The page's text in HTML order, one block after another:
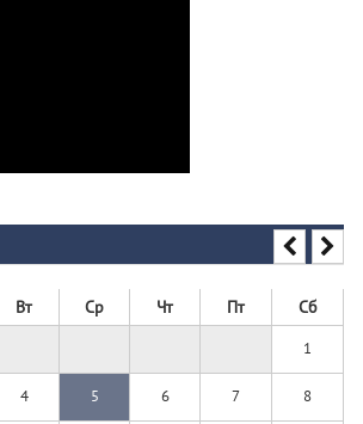
Вт Ср Чт Пт Сб
1
4 5 6 7 8